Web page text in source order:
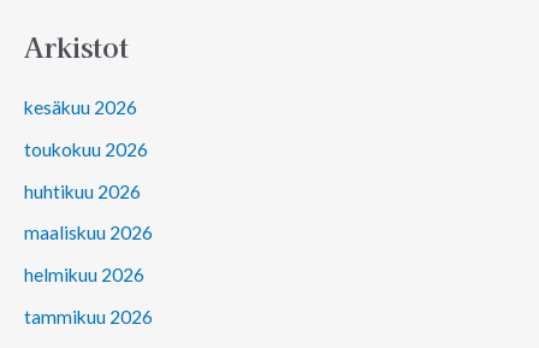
Arkistot
kesäkuu 2026
toukokuu 2026
huhtikuu 2026
maaliskuu 2026
helmikuu 2026
tammikuu 2026